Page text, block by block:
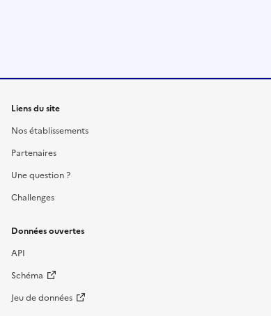
Liens du site
Nos établissements
Partenaires
Une question ?
Challenges
Données ouvertes
API
Schéma
Jeu de données